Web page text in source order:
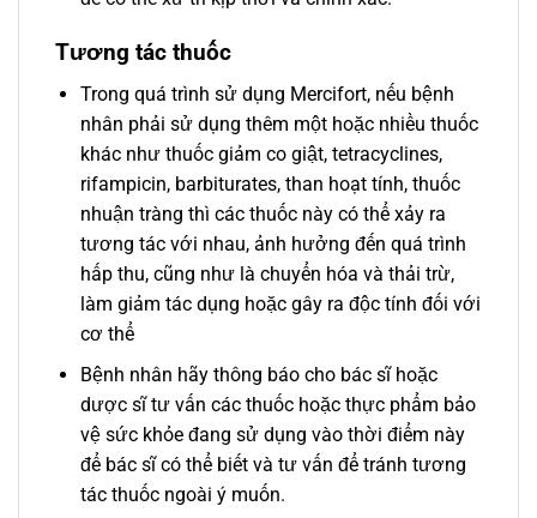
Tương tác thuốc
Trong quá trình sử dụng Mercifort, nếu bệnh
nhân phải sử dụng thêm một hoặc nhiều thuốc
khác như thuốc giảm co giật, tetracyclines,
rifampicin, barbiturates, than hoạt tính, thuốc
nhuận tràng thì các thuốc này có thể xảy ra
tương tác với nhau, ảnh hưởng đến quá trình
hấp thu, cũng như là chuyển hóa và thải trừ,
làm giảm tác dụng hoặc gây ra độc tính đối với
cơ thể
Bệnh nhân hãy thông báo cho bác sĩ hoặc
dược sĩ tư vấn các thuốc hoặc thực phẩm bảo
vệ sức khỏe đang sử dụng vào thời điểm này
để bác sĩ có thể biết và tư vấn để tránh tương
tác thuốc ngoài ý muốn.